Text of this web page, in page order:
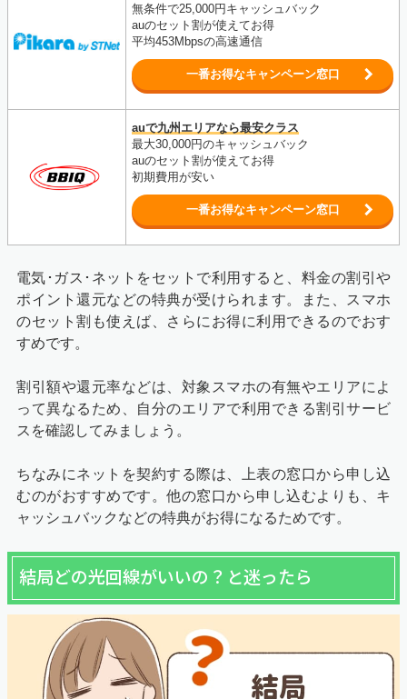
無条件で25,000円キャッシュバック
auのセット割が使えてお得
平均453Mbpsの高速通信
一番お得なキャンペーン窓口
auで九州エリアなら最安クラス
最大30,000円のキャッシュバック
auのセット割が使えてお得
初期費用が安い
一番お得なキャンペーン窓口
電気･ガス･ネットをセットで利用すると、料金の割引や
ポイント還元などの特典が受けられます。また、スマホ
のセット割も使えば、さらにお得に利用できるのでおす
すめです。
割引額や還元率などは、対象スマホの有無やエリアによ
って異なるため、自分のエリアで利用できる割引サービ
スを確認してみましょう。
ちなみにネットを契約する際は、上表の窓口から申し込
むのがおすすめです。他の窓口から申し込むよりも、キ
ャッシュバックなどの特典がお得になるためです。
結局どの光回線がいいの？と迷ったら